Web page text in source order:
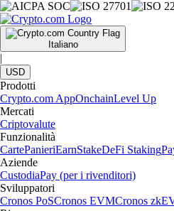
Italiano
|
USD
Prodotti
Crypto.com AppOnchainLevel Up
Mercati
Criptovalute
Funzionalità
CartePanieriEarnStakeDeFi Staking
Aziende
CustodiaPay (per i rivenditori)
Sviluppatori
Cronos PoSCronos EVMCronos